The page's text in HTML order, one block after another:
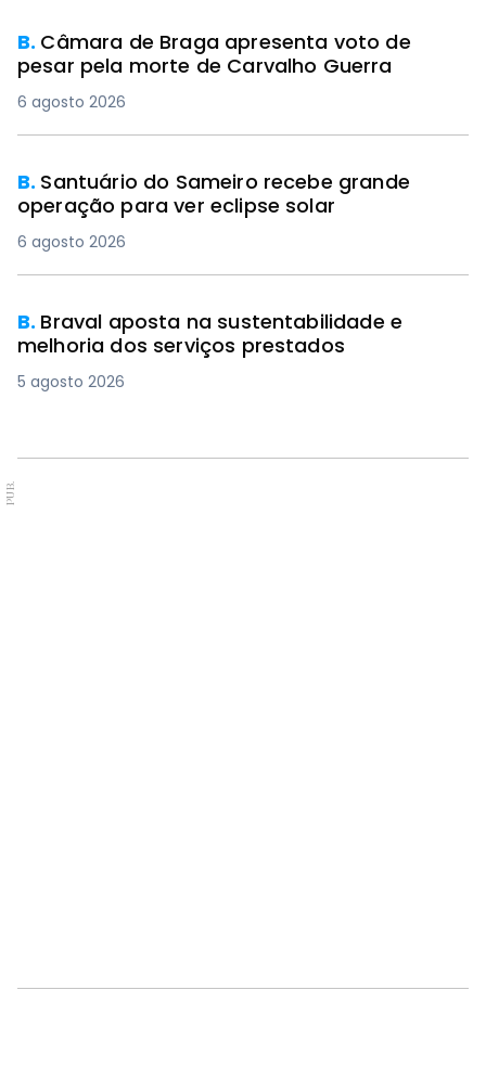
B. Câmara de Braga apresenta voto de
pesar pela morte de Carvalho Guerra
6 agosto 2026
B. Santuário do Sameiro recebe grande
operação para ver eclipse solar
6 agosto 2026
B. Braval aposta na sustentabilidade e
melhoria dos serviços prestados
5 agosto 2026
PUB.